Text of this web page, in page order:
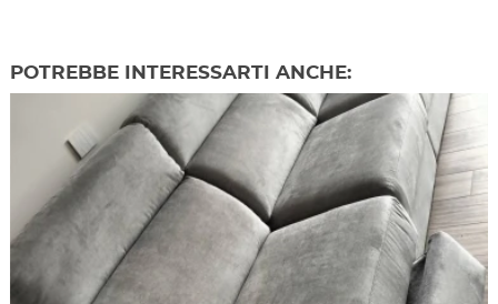
POTREBBE INTERESSARTI ANCHE: